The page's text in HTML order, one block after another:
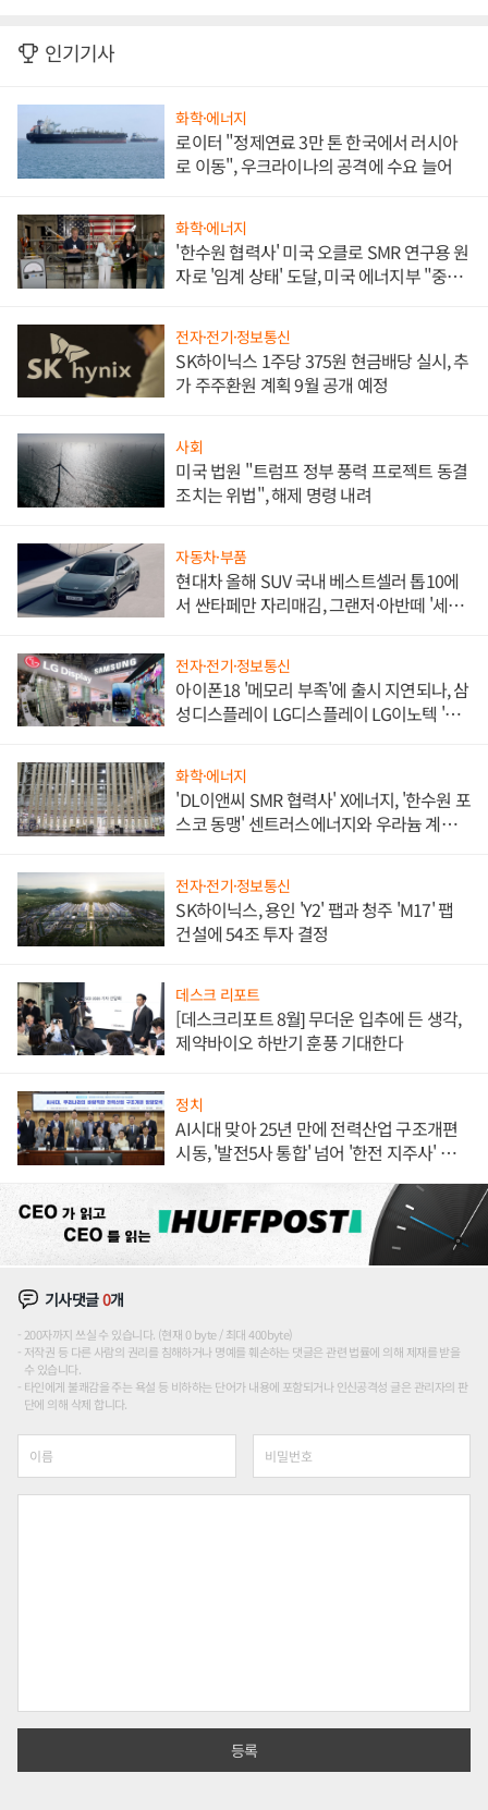
인기기사
화학·에너지
로이터 "정제연료 3만 톤 한국에서 러시아
로 이동", 우크라이나의 공격에 수요 늘어
화학·에너지
'한수원 협력사' 미국 오클로 SMR 연구용 원
자로 '임계 상태' 도달, 미국 에너지부 "중요
전자·전기·정보통신
SK하이닉스 1주당 375원 현금배당 실시, 추
가 주주환원 계획 9월 공개 예정
사회
미국 법원 "트럼프 정부 풍력 프로젝트 동결
조치는 위법", 해제 명령 내려
자동차·부품
현대차 올해 SUV 국내 베스트셀러 톱10에
서 싼타페만 자리매김, 그랜저·아반떼 '세단
전자·전기·정보통신
아이폰18 '메모리 부족'에 출시 지연되나, 삼
성디스플레이 LG디스플레이 LG이노텍 '탈
화학·에너지
'DL이앤씨 SMR 협력사' X에너지, '한수원 포
스코 동맹' 센트러스에너지와 우라늄 계약
전자·전기·정보통신
SK하이닉스, 용인 'Y2' 팹과 청주 'M17' 팹
건설에 54조 투자 결정
데스크 리포트
[데스크리포트 8월] 무더운 입추에 든 생각,
제약바이오 하반기 훈풍 기대한다
정치
AI시대 맞아 25년 만에 전력산업 구조개편
시동, '발전5사 통합' 넘어 '한전 지주사' 재편
기사댓글0개
200자까지 쓰실 수 있습니다. (현재 0 byte / 최대 400byte)
저작권 등 다른 사람의 권리를 침해하거나 명예를 훼손하는 댓글은 관련 법률에 의해 제재를 받을
수 있습니다.
타인에게 불쾌감을 주는 욕설 등 비하하는 단어가 내용에 포함되거나 인신공격성 글은 관리자의 판
단에 의해 삭제 합니다.